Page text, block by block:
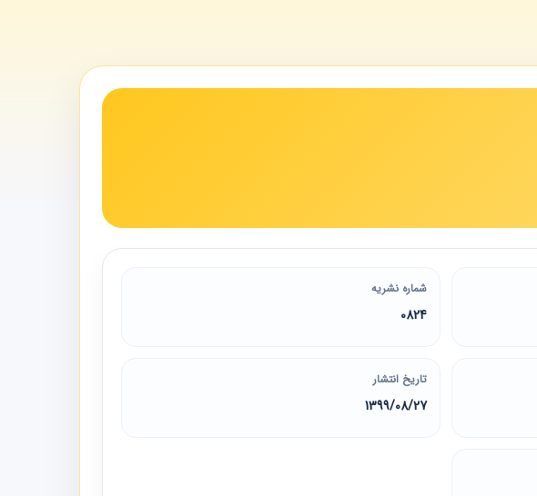
شماره نشریه
0824
تاریخ انتشار
1399/08/27